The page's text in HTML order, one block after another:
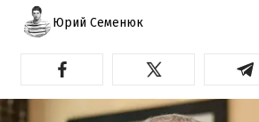
Юрий Семенюк